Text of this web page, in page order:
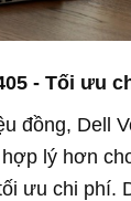
- Tối ưu
đồng, Dell
lý hơn
ưu chi phí.